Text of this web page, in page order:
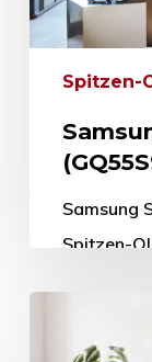
Spitzen-
Samsung
Spitzen-
nicht so